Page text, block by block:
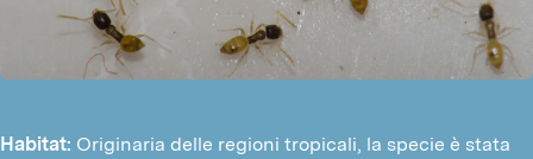
Habitat: Originaria delle regioni tropicali, la specie è stata